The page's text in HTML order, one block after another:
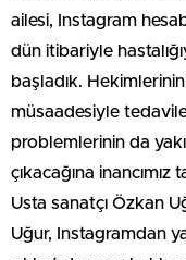
ailesi, Instagram
dün itibariyle
başladık.
müsaadesiyle
problemlerinin da
çıkacağına inancımız
Usta sanatçı Özkan
Uğur, Instagramdan